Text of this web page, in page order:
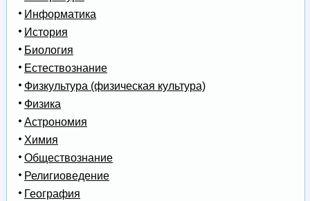
Информатика
История
Биология
Естествознание
Физкультура (физическая культура)
Физика
Астрономия
Химия
Обществознание
Религиоведение
География